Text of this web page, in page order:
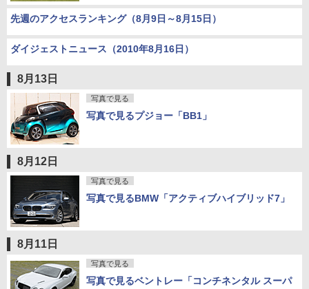
先週のアクセスランキング（8月9日～8月15日）
ダイジェストニュース（2010年8月16日）
8月13日
写真で見る
写真で見るプジョー「BB1」
8月12日
写真で見る
写真で見るBMW「アクティブハイブリッド7」
8月11日
写真で見る
写真で見るベントレー「コンチネンタル スーパ